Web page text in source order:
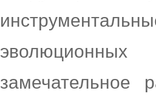
замечательное